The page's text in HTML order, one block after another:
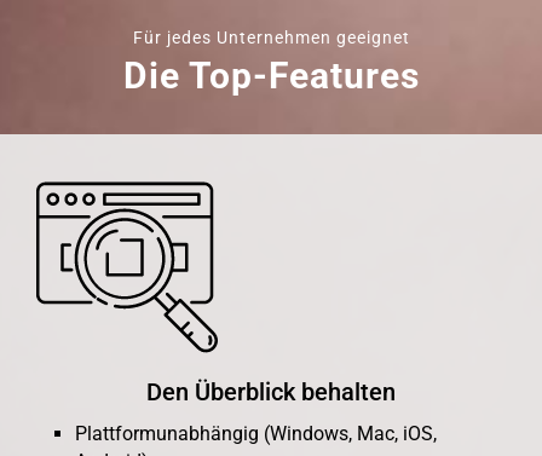
Für jedes Unternehmen geeignet
Die Top-Features
Den Überblick behalten
Plattformunabhängig (Windows, Mac, iOS,